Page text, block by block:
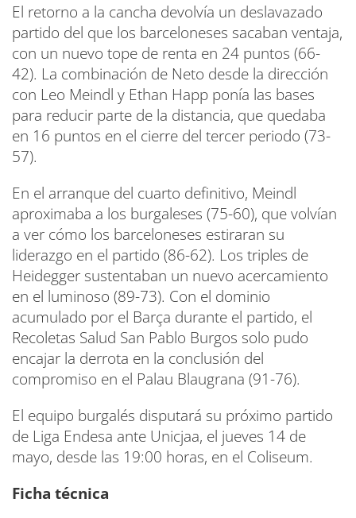
El retorno a la cancha devolvía un deslavazado
partido del que los barceloneses sacaban ventaja,
con un nuevo tope de renta en 24 puntos (66-
42). La combinación de Neto desde la dirección
con Leo Meindl y Ethan Happ ponía las bases
para reducir parte de la distancia, que quedaba
en 16 puntos en el cierre del tercer periodo (73-
57).
En el arranque del cuarto definitivo, Meindl
aproximaba a los burgaleses (75-60), que volvían
a ver cómo los barceloneses estiraran su
liderazgo en el partido (86-62). Los triples de
Heidegger sustentaban un nuevo acercamiento
en el luminoso (89-73). Con el dominio
acumulado por el Barça durante el partido, el
Recoletas Salud San Pablo Burgos solo pudo
encajar la derrota en la conclusión del
compromiso en el Palau Blaugrana (91-76).
El equipo burgalés disputará su próximo partido
de Liga Endesa ante Unicjaa, el jueves 14 de
mayo, desde las 19:00 horas, en el Coliseum.
Ficha técnica